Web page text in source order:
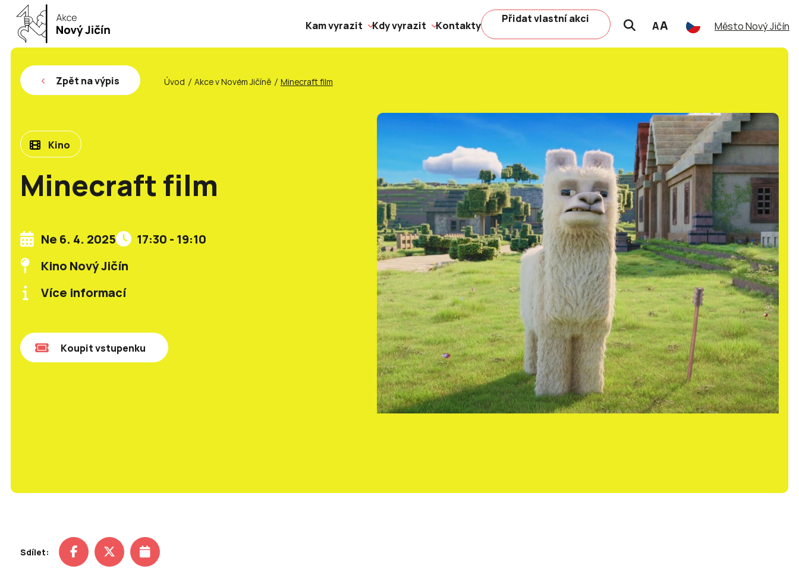
Kam vyrazit Kdy vyrazit Kontakty
Přidat vlastní akci
AA Město Nový Jičín
Zpět na výpis Úvod Akce v Novém Jičíně Minecraft film
Kino
Minecraft film
Ne 6. 4. 2025
17:30 - 19:10
Kino Nový Jičín
Více informací
Koupit vstupenku
Sdílet: